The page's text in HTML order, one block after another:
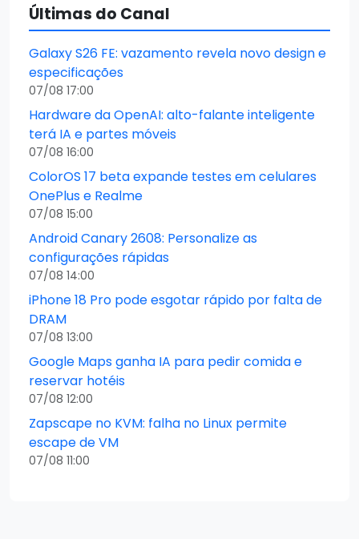
Últimas do Canal
Galaxy S26 FE: vazamento revela novo design e
especificações
07/08 17:00
Hardware da OpenAI: alto-falante inteligente
terá IA e partes móveis
07/08 16:00
ColorOS 17 beta expande testes em celulares
OnePlus e Realme
07/08 15:00
Android Canary 2608: Personalize as
configurações rápidas
07/08 14:00
iPhone 18 Pro pode esgotar rápido por falta de
DRAM
07/08 13:00
Google Maps ganha IA para pedir comida e
reservar hotéis
07/08 12:00
Zapscape no KVM: falha no Linux permite
escape de VM
07/08 11:00